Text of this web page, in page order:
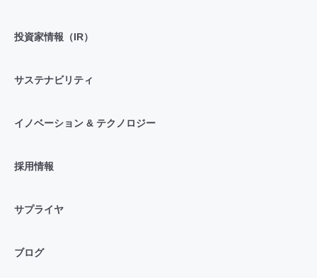
投資家情報（IR）
サステナビリティ
イノベーション & テクノロジー
採用情報
サプライヤ
ブログ